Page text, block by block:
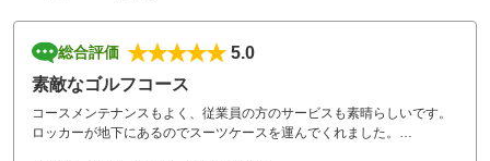
総合評価
5.0
素敵なゴルフコース
コースメンテナンスもよく、従業員の方のサービスも素晴らしいです。
ロッカーが地下にあるのでスーツケースを運んでくれました。